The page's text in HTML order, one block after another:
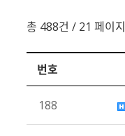
총 488건 / 21 페이지
번호
188